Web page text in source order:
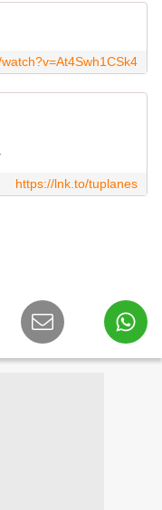
https://lnk.to/tuplanes